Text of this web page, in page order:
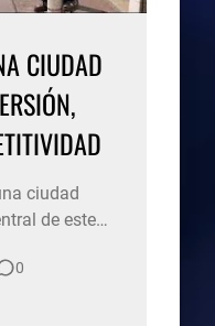
CIUDAD
ciudad
de este
hacia
0